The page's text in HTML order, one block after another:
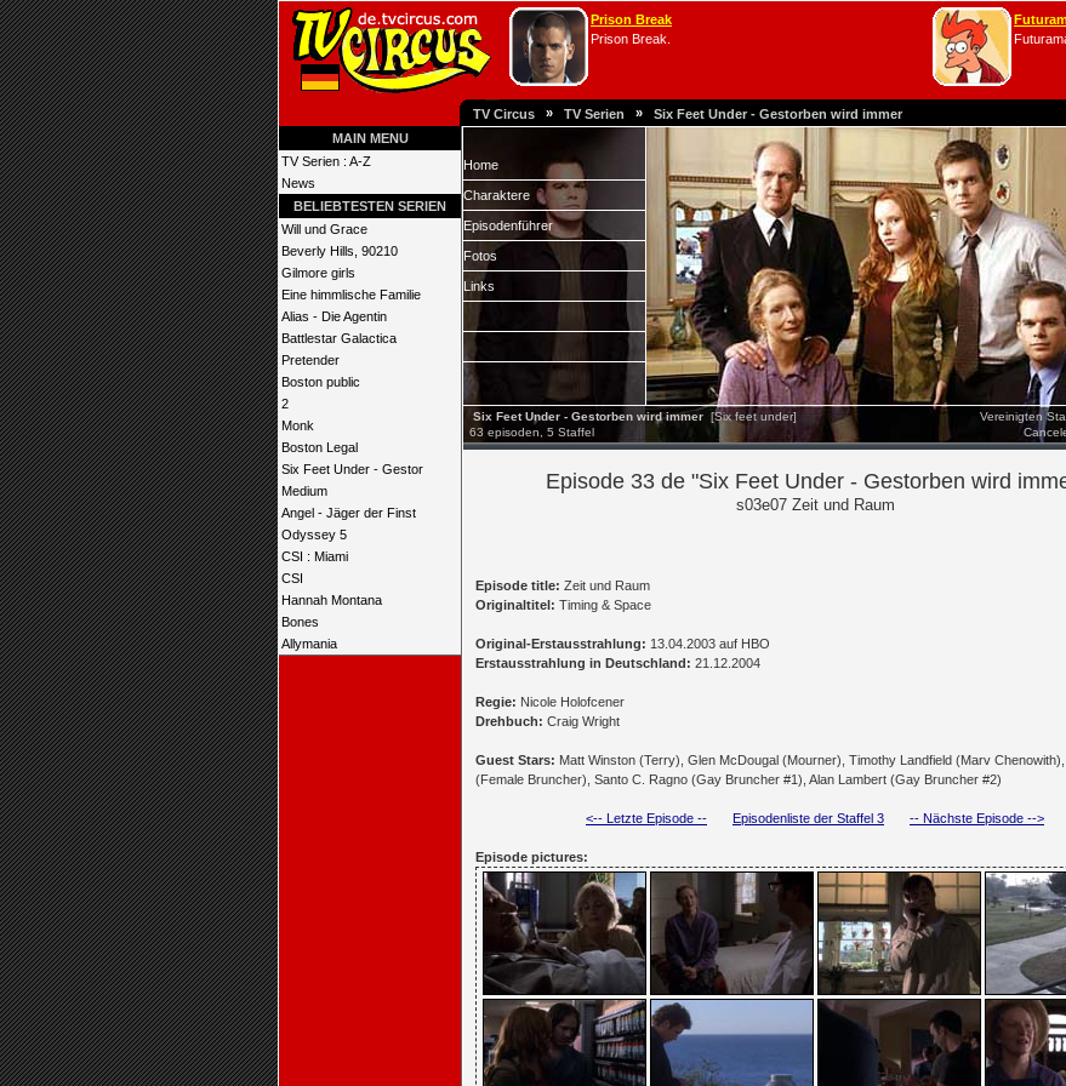
Prison Break
Prison Break.
TV Circus » TV Serien » Six Feet Under - Gestorben wird immer
MAIN MENU
TV Serien : A-Z
News
BELIEBTESTEN SERIEN
Will und Grace
Beverly Hills, 90210
Gilmore girls
Eine himmlische Familie
Alias - Die Agentin
Battlestar Galactica
Pretender
Boston public
2
Monk
Boston Legal
Six Feet Under - Gestor
Medium
Angel - Jäger der Finst
Odyssey 5
CSI : Miami
CSI
Hannah Montana
Bones
Allymania
Home
Charaktere
Episodenführer
Fotos
Links
Six Feet Under - Gestorben wird immer [Six feet under]
63 episoden, 5 Staffel
Vereinigten
Episode 33 de "Six Feet Under - Gestorben wird
s03e07 Zeit und Raum
Episode title: Zeit und Raum
Originaltitel: Timing & Space
Original-Erstausstrahlung: 13.04.2003 auf HBO
Erstausstrahlung in Deutschland: 21.12.2004
Regie: Nicole Holofcener
Drehbuch: Craig Wright
Guest Stars: Matt Winston (Terry), Glen McDougal (Mourner), Timothy Landfield (Marv
(Female Bruncher), Santo C. Ragno (Gay Bruncher #1), Alan Lambert (Gay Bruncher #2)
<-- Letzte Episode -- Episodenliste der Staffel 3 -- Nächste Episode -->
Episode pictures: